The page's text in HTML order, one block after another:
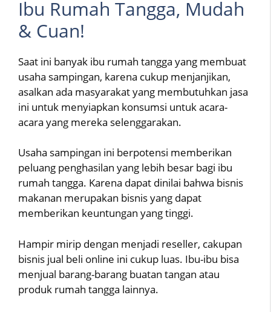
Ibu Rumah Tangga, Mudah
& Cuan!
Saat ini banyak ibu rumah tangga yang membuat
usaha sampingan, karena cukup menjanjikan,
asalkan ada masyarakat yang membutuhkan jasa
ini untuk menyiapkan konsumsi untuk acara-
acara yang mereka selenggarakan.
Usaha sampingan ini berpotensi memberikan
peluang penghasilan yang lebih besar bagi ibu
rumah tangga. Karena dapat dinilai bahwa bisnis
makanan merupakan bisnis yang dapat
memberikan keuntungan yang tinggi.
Hampir mirip dengan menjadi reseller, cakupan
bisnis jual beli online ini cukup luas. Ibu-ibu bisa
menjual barang-barang buatan tangan atau
produk rumah tangga lainnya.